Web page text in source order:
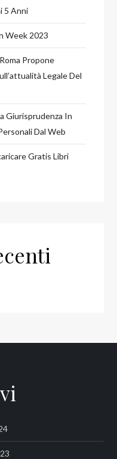
5 Anni
Week 2023
Propone
Legale Del
Giurisprudenza In
Dal Web
Gratis Libri